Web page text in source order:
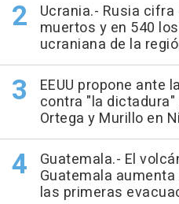
Ucrania.- Rusia
muertos y en 540
ucraniana de la
EEUU propone ante
contra "la
Ortega y Murillo en
Guatemala.- El
Guatemala
las primeras